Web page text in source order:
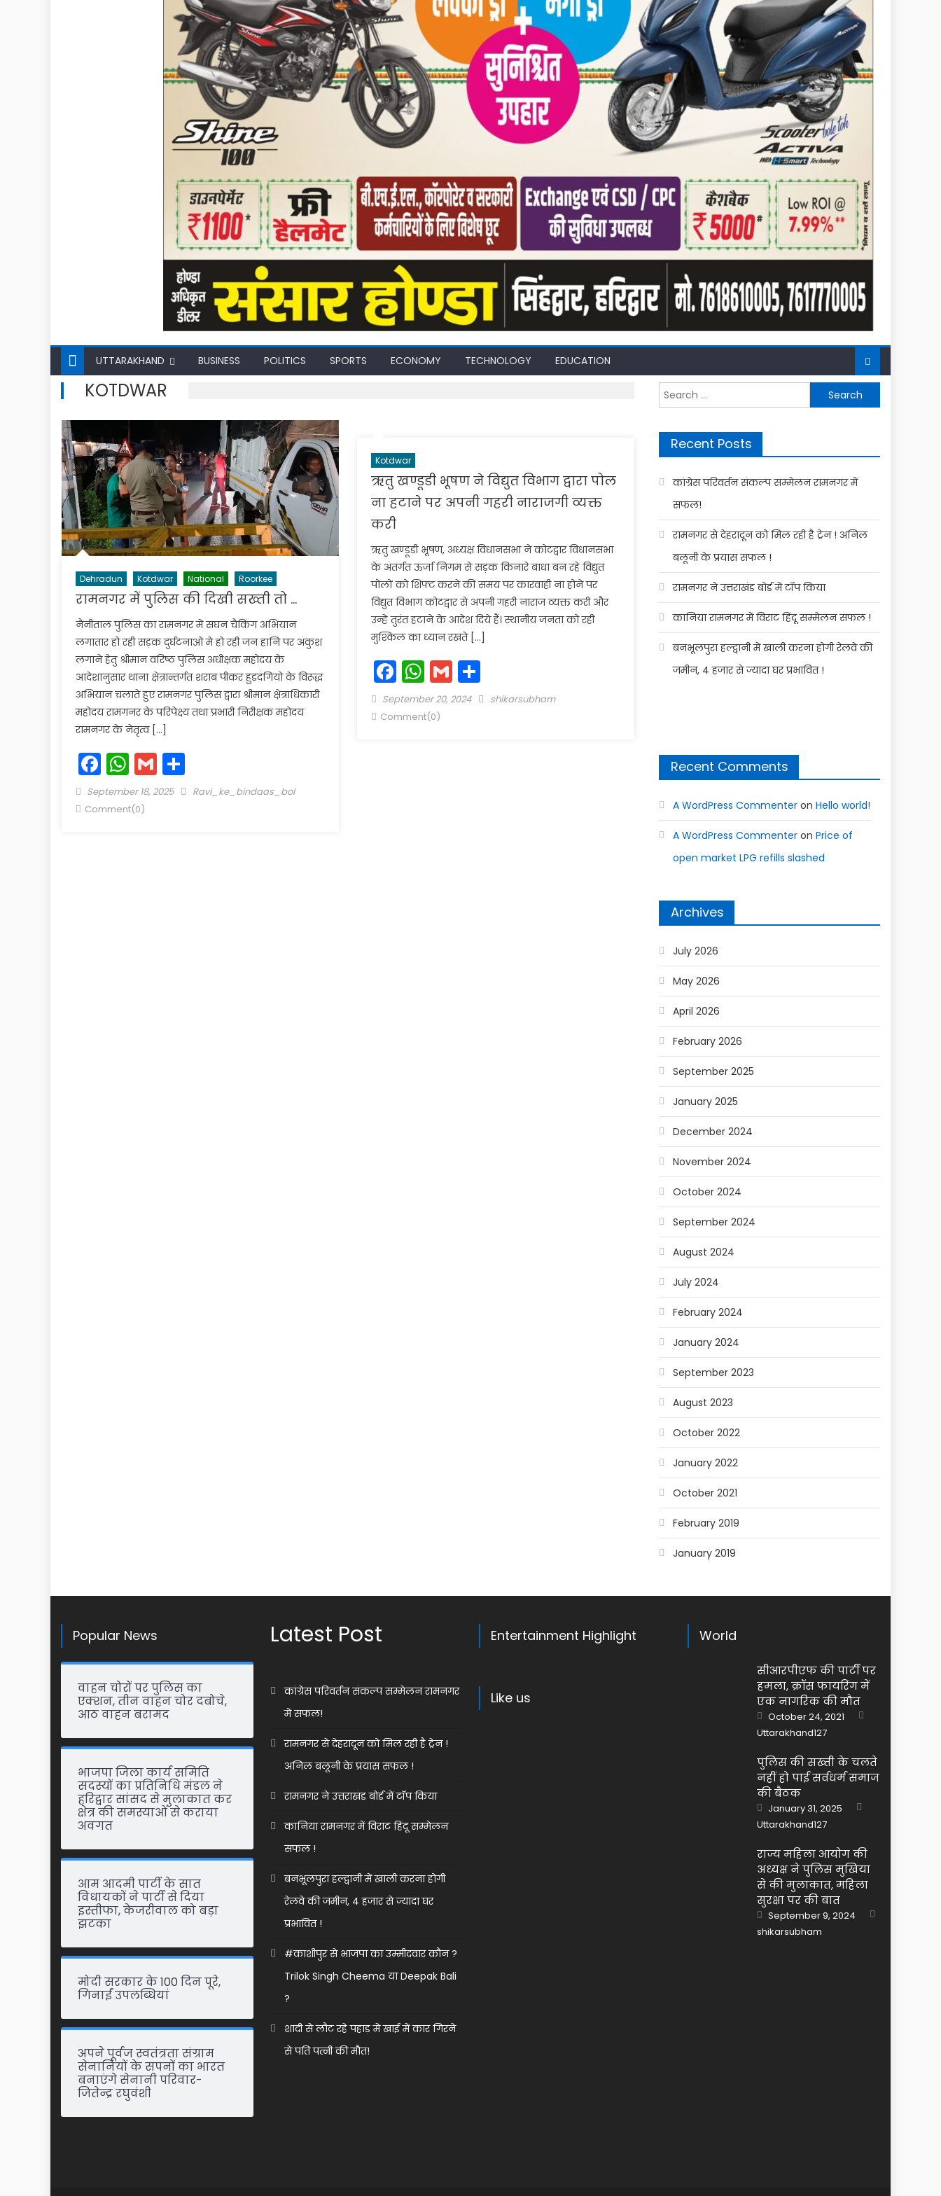
UTTARAKHAND BUSINESS POLITICS SPORTS ECONOMY TECHNOLOGY EDUCATION
KOTDWAR
Dehradun Kotdwar National Roorkee
रामनगर में पुलिस की दिखी सख्ती तो …
नैनीताल पुलिस का रामनगर में सघन चैकिंग अभियान
लगातार हो रही सड़क दुर्घटनाओ मे हो रही जन हानि पर अंकुश
लगाने हेतु श्रीमान वरिष्ठ पुलिस अधीक्षक महोदय के
आदेशानुसार थाना क्षेत्रान्तर्गत शराब पीकर हुडदंगियो के विरूद्ध
अभियान चलाते हुए रामनगर पुलिस द्वारा श्रीमान क्षेत्राधिकारी
महोदय रामगनर के परिपेक्ष्य तथा प्रभारी निरीक्षक महोदय
रामनगर के नेतृत्व […]
Facebook
WhatsApp
GmailShare
Posted
on
September 18, 2025 Author
Ravi_ke_bindaas_bol
Comment(0)
Kotdwar
ऋतु खण्डूडी भूषण ने विद्युत विभाग द्वारा पोल
ना हटाने पर अपनी गहरी नाराजगी व्यक्त
करी
ऋतु खण्डूडी भूषण, अध्यक्ष विधानसभा ने कोटद्वार विधानसभा
के अंतर्गत ऊर्जा निगम से सड़क किनारे बाधा बन रहे विद्युत
पोलों को शिफ्ट करने की समय पर कारवाही ना होने पर
विद्युत विभाग कोटद्वार से अपनी गहरी नाराज व्यक्त करी और
उन्हें तुरंत हटाने के आदेश दिये हैं। स्थानीय जनता को रही
मुश्किल का ध्यान रखते […]
Facebook
WhatsApp
GmailShare
Posted
on
September 20, 2024 Author
shikarsubham
Comment(0)
Search
for:
Recent Posts
कांग्रेस परिवर्तन संकल्प सम्मेलन रामनगर में
सफल!
रामनगर से देहरादून को मिल रही है ट्रेन ! अनिल
बलूनी के प्रयास सफल !
रामनगर ने उत्तराखंड बोर्ड में टॉप किया
कानिया रामनगर में विराट हिंदू सम्मेलन सफल !
बनभूलपुरा हल्द्वानी में खाली करना होगी रेलवे की
जमीन, 4 हजार से ज्यादा घर प्रभावित !
Recent Comments
A WordPress Commenter onHello world!
A WordPress Commenter onPrice of
open market LPG refills slashed
Archives
July 2026
May 2026
April 2026
February 2026
September 2025
January 2025
December 2024
November 2024
October 2024
September 2024
August 2024
July 2024
February 2024
January 2024
September 2023
August 2023
October 2022
January 2022
October 2021
February 2019
January 2019
Popular News
वाहन चोरों पर पुलिस का
एक्शन, तीन वाहन चोर दबोचे,
आठ वाहन बरामद
भाजपा जिला कार्य समिति
सदस्यों का प्रतिनिधि मंडल ने
हरिद्वार सांसद से मुलाकात कर
क्षेत्र की समस्याओं से कराया
अवगत
आम आदमी पार्टी के सात
विधायकों ने पार्टी से दिया
इस्तीफा, केजरीवाल को बड़ा
झटका
मोदी सरकार के 100 दिन पूरे,
गिनाईं उपलब्धियां
अपने पूर्वज स्वतंत्रता संग्राम
सेनानियों के सपनों का भारत
बनाएंगे सेनानी परिवार-
जितेन्द्र रघुवंशी
Latest Post
कांग्रेस परिवर्तन संकल्प सम्मेलन रामनगर
में सफल!
रामनगर से देहरादून को मिल रही है ट्रेन !
अनिल बलूनी के प्रयास सफल !
रामनगर ने उत्तराखंड बोर्ड में टॉप किया
कानिया रामनगर में विराट हिंदू सम्मेलन
सफल !
बनभूलपुरा हल्द्वानी में खाली करना होगी
रेलवे की जमीन, 4 हजार से ज्यादा घर
प्रभावित !
#काशीपुर से भाजपा का उम्मीदवार कौन ?
Trilok Singh Cheema या Deepak Bali
?
शादी से लौट रहे पहाड़ में खाई में कार गिरने
से पति पत्नी की मौत!
Entertainment Highlight
Like us
World
सीआरपीएफ की पार्टी पर
हमला, क्रॉस फायरिंग में
एक नागरिक की मौत
Posted
on
October 24, 2021
Uttarakhand127
पुलिस की सख्ती के चलते
नहीं हो पाई सर्वधर्म समाज
की बैठक
Posted
on
January 31, 2025
Uttarakhand127
राज्य महिला आयोग की
अध्यक्ष ने पुलिस मुखिया
से की मुलाकात, महिला
सुरक्षा पर की बात
Posted
on
September 9, 2024
Author
shikarsubham